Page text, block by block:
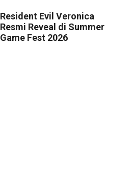
Resident Evil Veronica
Resmi Reveal di Summer
Game Fest 2026